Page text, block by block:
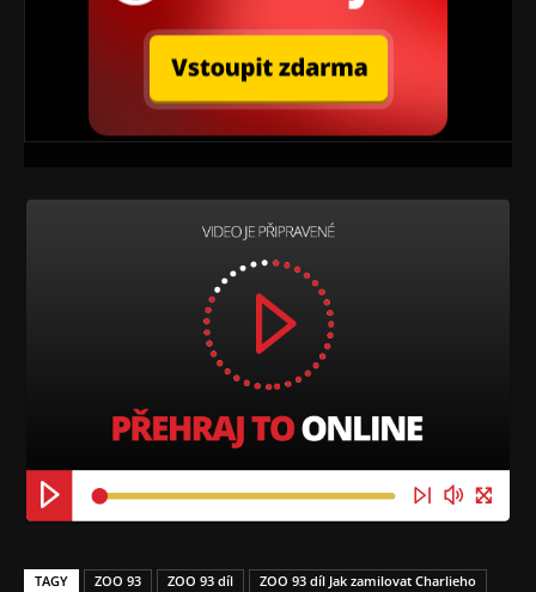
TAGY ZOO 93 ZOO 93 díl
ZOO 93 díl Jak zamilovat Charlieho